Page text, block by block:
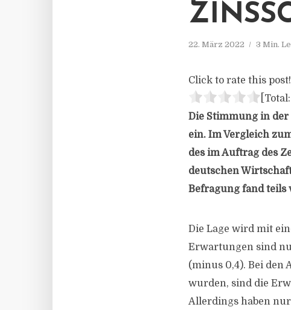
22. März 2022 3 Min.
Click to rate this post!
[Total:
Die Stimmung in
ein. Im Vergleich
des im Auftrag des
deutschen
Befragung fand teils
Die Lage wird mit
Erwartungen sind
(minus 0,4). Bei den
wurden, sind die
Allerdings haben